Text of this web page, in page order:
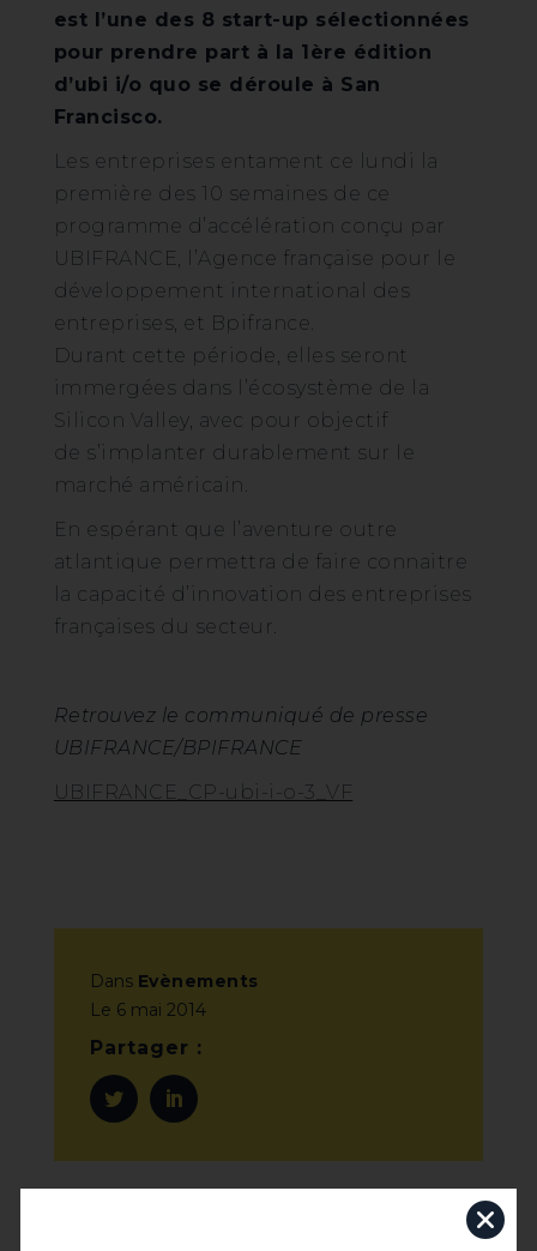
est l’une des 8 start-up sélectionnées
pour prendre part à la 1ère édition
d’ubi i/o quo se déroule à San
Francisco.
Les entreprises entament ce lundi la
première des 10 semaines de ce
programme d’accélération conçu par
UBIFRANCE, l’Agence française pour le
développement international des
entreprises, et Bpifrance.
Durant cette période, elles seront
immergées dans l’écosystème de la
Silicon Valley, avec pour objectif
de s’implanter durablement sur le
marché américain.
En espérant que l’aventure outre
atlantique permettra de faire connaitre
la capacité d’innovation des entreprises
françaises du secteur.
Retrouvez le communiqué de presse
UBIFRANCE/BPIFRANCE
UBIFRANCE_CP-ubi-i-o-3_VF
Dans Evènements
Le 6 mai 2014
Partager :